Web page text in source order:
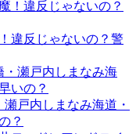
違反じゃないの？警
戸内しまなみ海道・
？